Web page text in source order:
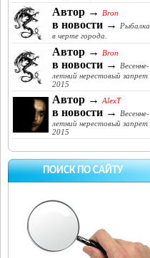
Автор → Bron
в новости →
Рыбалка
в черте города.
Автор → Bron
в новости →
Весенне-
летний нерестовый запрет
2015
Автор → AlexT
в новости →
Весенне-
летний нерестовый запрет
2015
ПОИСК ПО САЙТУ